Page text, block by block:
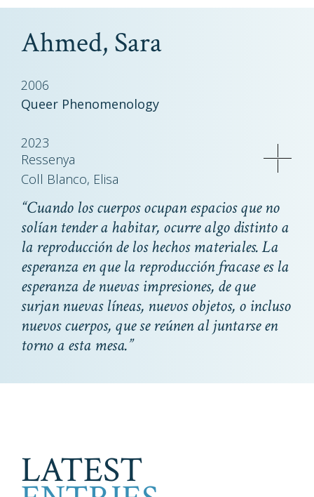
Ahmed, Sara
2006
Queer Phenomenology
2023
Ressenya
Coll Blanco, Elisa
“Cuando los cuerpos ocupan espacios que no
solían tender a habitar, ocurre algo distinto a
la reproducción de los hechos materiales. La
esperanza en que la reproducción fracase es la
esperanza de nuevas impresiones, de que
surjan nuevas líneas, nuevos objetos, o incluso
nuevos cuerpos, que se reúnen al juntarse en
torno a esta mesa.”
LATEST